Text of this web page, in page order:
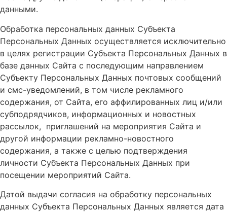
данными.
Обработка персональных данных Субъекта
Персональных Данных осуществляется исключительно
в целях регистрации Субъекта Персональных Данных в
базе данных Сайта с последующим направлением
Субъекту Персональных Данных почтовых сообщений
и смс-уведомлений, в том числе рекламного
содержания, от Сайта, его аффилированных лиц и/или
субподрядчиков, информационных и новостных
рассылок, приглашений на мероприятия Сайта и
другой информации рекламно-новостного
содержания, а также с целью подтверждения
личности Субъекта Персональных Данных при
посещении мероприятий Сайта.
Датой выдачи согласия на обработку персональных
данных Субъекта Персональных Данных является дата